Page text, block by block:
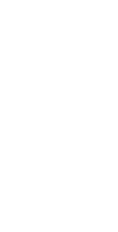
£ kuni 1137,50 £